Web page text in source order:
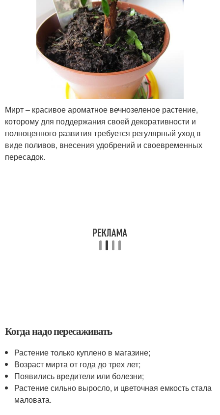
Мирт – красивое ароматное вечнозеленое растение,
которому для поддержания своей декоративности и
полноценного развития требуется регулярный уход в
виде поливов, внесения удобрений и своевременных
пересадок.
Когда надо пересаживать
Растение только куплено в магазине;
Возраст мирта от года до трех лет;
Появились вредители или болезни;
Растение сильно выросло, и цветочная емкость стала
маловата.